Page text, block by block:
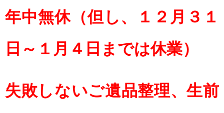
年中無休（但し、１２月３１
日～１月４日までは休業）
失敗しないご遺品整理、生前